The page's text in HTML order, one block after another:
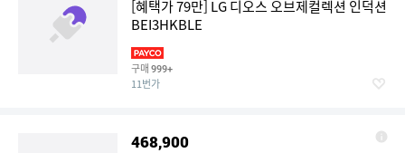
[혜택가 79만] LG 디오스 오브제컬렉션 인덕션
BEI3HKBLE
구매 999+
11번가
468,900